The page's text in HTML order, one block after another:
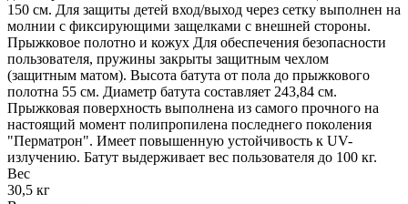
150 см. Для защиты детей вход/выход через сетку выполнен на
молнии с фиксирующими защелками с внешней стороны.
Прыжковое полотно и кожух Для обеспечения безопасности
пользователя, пружины закрыты защитным чехлом
(защитным матом). Высота батута от пола до прыжкового
полотна 55 см. Диаметр батута составляет 243,84 см.
Прыжковая поверхность выполнена из самого прочного на
настоящий момент полипропилена последнего поколения
"Перматрон". Имеет повышенную устойчивость к UV-
излучению. Батут выдерживает вес пользователя до 100 кг.
Вес
30,5 кг